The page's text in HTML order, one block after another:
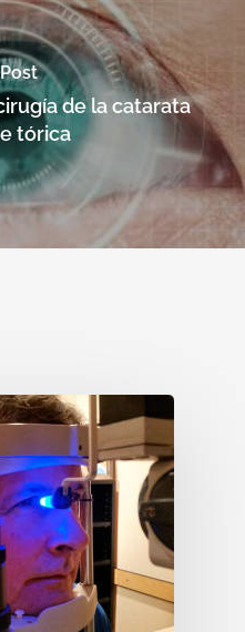
de la catarata
tórica
Enfermedades
Córnea